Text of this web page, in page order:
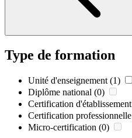
Type de formation
Unité d'enseignement (1)
Diplôme national (0)
Certification d'établissement
Certification professionnelle
Micro-certification (0)